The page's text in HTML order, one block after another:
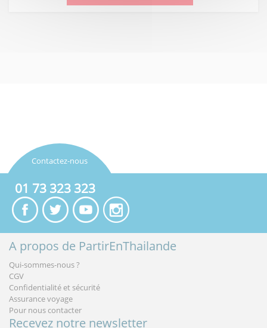
Contactez-nous
01 73 323 323
A propos de PartirEnThailande
Qui-sommes-nous ?
CGV
Confidentialité et sécurité
Assurance voyage
Pour nous contacter
Recevez notre newsletter